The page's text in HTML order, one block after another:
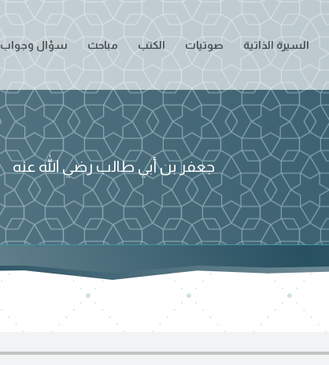
السيرة الذاتية صوتيات الكتب مباحث سؤال وجواب
جعفر بن أبي طالب رضي الله عنه